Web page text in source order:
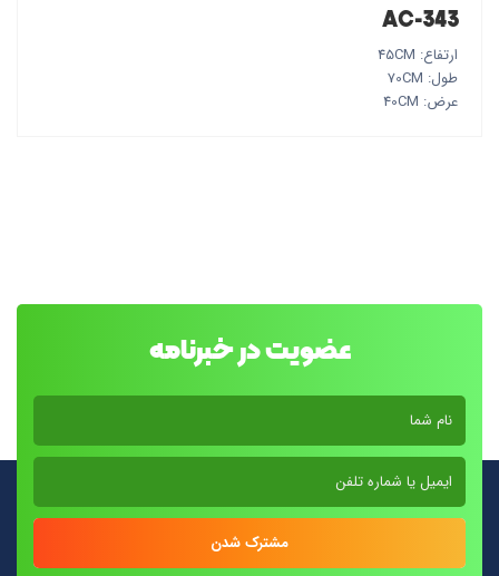
AC-343
ارتفاع: 45CM
طول: 70CM
عرض: 40CM
عضویت در خبرنامه
مشترک شدن